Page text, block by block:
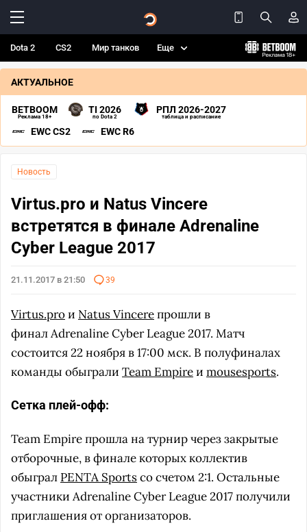
Dota 2 CS2 Мир танков Еще
АКТУАЛЬНОЕ
BETBOOM
Реклама 18+
TI 2026
по Dota 2
РПЛ 2026-2027
таблица и расписание
EWC CS2 EWC R6
Новость
Virtus.pro и Natus Vincere
встретятся в финале Adrenaline
Cyber League 2017
21.11.2017 в 21:50 39
Virtus.proи Natus Vincereпрошли в
финал Adrenaline Cyber League 2017. Матч
состоится 22 ноября в 17:00 мск. В полуфиналах
команды обыграли Team Empireи mousesports.
Сетка плей-офф:
Team Empire прошла на турнир через закрытые
отборочные, в финале которых коллектив
обыграл PENTA Sportsсо счетом 2:1. Остальные
участники Adrenaline Cyber League 2017 получили
приглашения от организаторов.